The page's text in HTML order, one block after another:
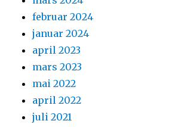
februar 2024
januar 2024
april 2023
mars 2023
mai 2022
april 2022
juli 2021